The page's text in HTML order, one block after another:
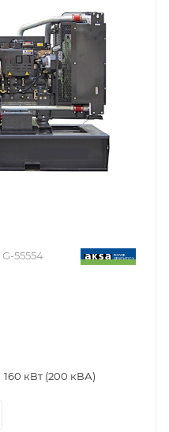
G-55554
160 кВт (200 кВА)